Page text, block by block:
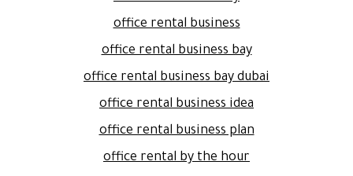
office rental business
office rental business bay
office rental business bay dubai
office rental business idea
office rental business plan
office rental by the hour